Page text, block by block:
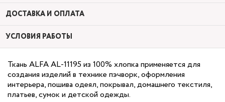
ДОСТАВКА И ОПЛАТА
УСЛОВИЯ РАБОТЫ
Ткань ALFA AL-11195 из 100% хлопка применяется для
создания изделий в технике пэчворк, оформления
интерьера, пошива одеял, покрывал, домашнего текстиля,
платьев, сумок и детской одежды.